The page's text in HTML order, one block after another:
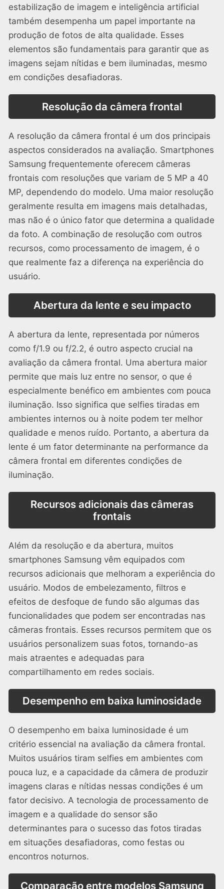
estabilização de imagem e inteligência artificial
também desempenha um papel importante na
produção de fotos de alta qualidade. Esses
elementos são fundamentais para garantir que as
imagens sejam nítidas e bem iluminadas, mesmo
em condições desafiadoras.
Resolução da câmera frontal
A resolução da câmera frontal é um dos principais
aspectos considerados na avaliação. Smartphones
Samsung frequentemente oferecem câmeras
frontais com resoluções que variam de 5 MP a 40
MP, dependendo do modelo. Uma maior resolução
geralmente resulta em imagens mais detalhadas,
mas não é o único fator que determina a qualidade
da foto. A combinação de resolução com outros
recursos, como processamento de imagem, é o
que realmente faz a diferença na experiência do
usuário.
Abertura da lente e seu impacto
A abertura da lente, representada por números
como f/1.9 ou f/2.2, é outro aspecto crucial na
avaliação da câmera frontal. Uma abertura maior
permite que mais luz entre no sensor, o que é
especialmente benéfico em ambientes com pouca
iluminação. Isso significa que selfies tiradas em
ambientes internos ou à noite podem ter melhor
qualidade e menos ruído. Portanto, a abertura da
lente é um fator determinante na performance da
câmera frontal em diferentes condições de
iluminação.
Recursos adicionais das câmeras
frontais
Além da resolução e da abertura, muitos
smartphones Samsung vêm equipados com
recursos adicionais que melhoram a experiência do
usuário. Modos de embelezamento, filtros e
efeitos de desfoque de fundo são algumas das
funcionalidades que podem ser encontradas nas
câmeras frontais. Esses recursos permitem que os
usuários personalizem suas fotos, tornando-as
mais atraentes e adequadas para
compartilhamento em redes sociais.
Desempenho em baixa luminosidade
O desempenho em baixa luminosidade é um
critério essencial na avaliação da câmera frontal.
Muitos usuários tiram selfies em ambientes com
pouca luz, e a capacidade da câmera de produzir
imagens claras e nítidas nessas condições é um
fator decisivo. A tecnologia de processamento de
imagem e a qualidade do sensor são
determinantes para o sucesso das fotos tiradas
em situações desafiadoras, como festas ou
encontros noturnos.
Comparação entre modelos Samsung